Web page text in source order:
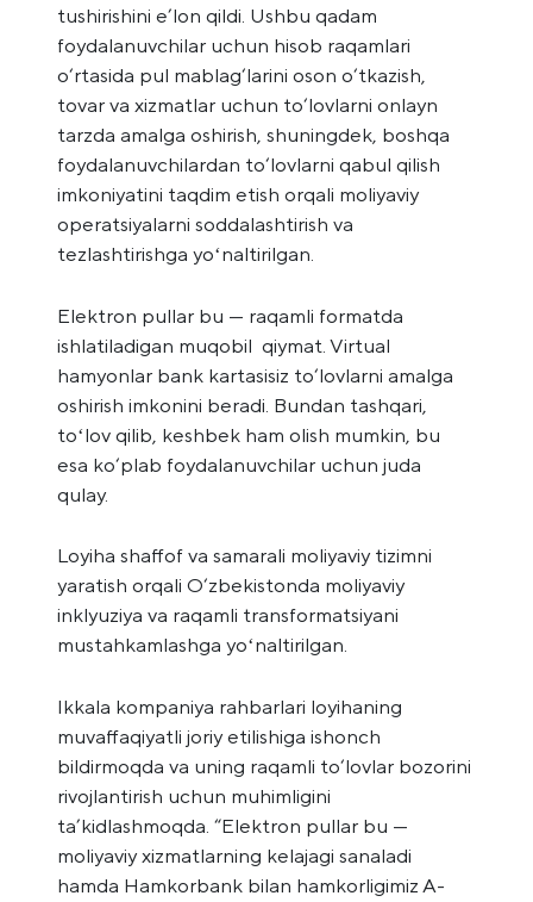
tushirishini e’lon qildi. Ushbu qadam
foydalanuvchilar uchun hisob raqamlari
o‘rtasida pul mablag‘larini oson o‘tkazish,
tovar va xizmatlar uchun to‘lovlarni onlayn
tarzda amalga oshirish, shuningdek, boshqa
foydalanuvchilardan to‘lovlarni qabul qilish
imkoniyatini taqdim etish orqali moliyaviy
operatsiyalarni soddalashtirish va
tezlashtirishga yoʻnaltirilgan.
Elektron pullar bu — raqamli formatda
ishlatiladigan muqobil qiymat. Virtual
hamyonlar bank kartasisiz to‘lovlarni amalga
oshirish imkonini beradi. Bundan tashqari,
toʻlov qilib, keshbek ham olish mumkin, bu
esa ko‘plab foydalanuvchilar uchun juda
qulay.
Loyiha shaffof va samarali moliyaviy tizimni
yaratish orqali O‘zbekistonda moliyaviy
inklyuziya va raqamli transformatsiyani
mustahkamlashga yoʻnaltirilgan.
Ikkala kompaniya rahbarlari loyihaning
muvaffaqiyatli joriy etilishiga ishonch
bildirmoqda va uning raqamli to‘lovlar bozorini
rivojlantirish uchun muhimligini
ta’kidlashmoqda. “Elektron pullar bu —
moliyaviy xizmatlarning kelajagi sanaladi
hamda Hamkorbank bilan hamkorligimiz A-